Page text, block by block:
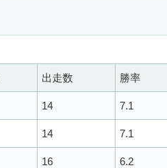
出走数 勝率
14 7.1
14 7.1
16 6.2